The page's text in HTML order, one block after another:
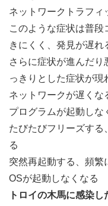
ネットワークトラフィ
このような症状は普
きにくく、発見が遅れ
さらに症状が進んだ
っきりとした症状が現
ネットワークが遅くな
プログラムが起動しな
たびたびフリーズする
る
突然再起動する、頻繁
OSが起動しなくなる
トロイの木馬に感染し